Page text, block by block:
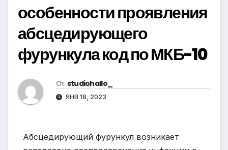
особенности проявления
абсцедирующего
фурункула код по МКБ-10
От studiohallo_
ЯНВ 18, 2023
Абсцедирующий фурункул возникает